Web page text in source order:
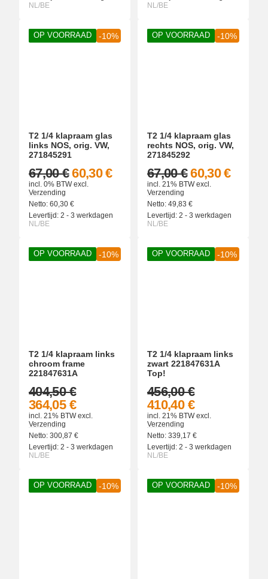
NL/BE
NL/BE
OP VOORRAAD -10%
T2 1/4 klapraam glas
links NOS, orig. VW,
271845291
60,30 €
67,00 €
incl. 0% BTWexcl.
Verzending
Netto: 60,30 €
Levertijd: 2 - 3 werkdagen
NL/BE
OP VOORRAAD -10%
T2 1/4 klapraam glas
rechts NOS, orig. VW,
271845292
60,30 €
67,00 €
incl. 21% BTWexcl.
Verzending
Netto: 49,83 €
Levertijd: 2 - 3 werkdagen
NL/BE
OP VOORRAAD -10%
T2 1/4 klapraam links
chroom frame
221847631A
364,05 €
404,50 €
incl. 21% BTWexcl.
Verzending
Netto: 300,87 €
Levertijd: 2 - 3 werkdagen
NL/BE
OP VOORRAAD -10%
T2 1/4 klapraam links
zwart 221847631A
Top!
410,40 €
456,00 €
incl. 21% BTWexcl.
Verzending
Netto: 339,17 €
Levertijd: 2 - 3 werkdagen
NL/BE
OP VOORRAAD -10% OP VOORRAAD -10%